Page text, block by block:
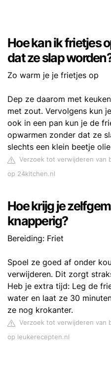
Hoe kan ik frietjes
dat ze slap
Zo warm je je frietjes op
Dep ze daarom met
met zout. Vervolgens kun
ook in een pan kun je de
opwarmen zonder dat ze
slechts een klein beetje
Verzoek tot verwijderen van
op 24kitchen.nl
Hoe krijg je
knapperig?
Bereiding: Friet
Spoel ze goed af onder
verwijderen. Dit zorgt
Heb je extra tijd: Leg de
water en laat ze 30
ze nog krokanter.
Verzoek tot verwijderen van
op leukerecepten.nl